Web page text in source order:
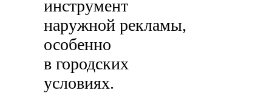
инструмент
наружной рекламы,
особенно
в городских
условиях.